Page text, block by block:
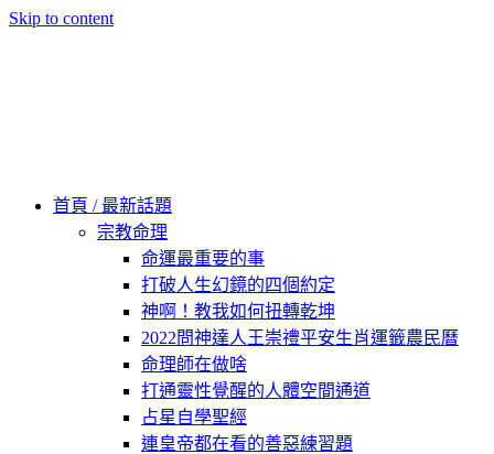
Skip to content
首頁 / 最新話題
宗教命理
命運最重要的事
打破人生幻鏡的四個約定
神啊！教我如何扭轉乾坤
2022問神達人王崇禮平安生肖運籤農民曆
命理師在做啥
打通靈性覺醒的人體空間通道
占星自學聖經
連皇帝都在看的善惡練習題